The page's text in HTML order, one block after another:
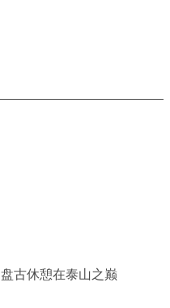
盘古休憩在泰山之巅